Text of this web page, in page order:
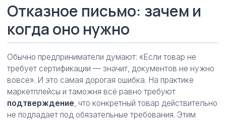
Отказное письмо: зачем и
когда оно нужно
Обычно предприниматели думают: «Если товар не
требует сертификации — значит, документов не нужно
вовсе». И это самая дорогая ошибка. На практике
маркетплейсы и таможня всё равно требуют
подтверждение, что конкретный товар действительно
не подпадает под обязательные требования. Этим